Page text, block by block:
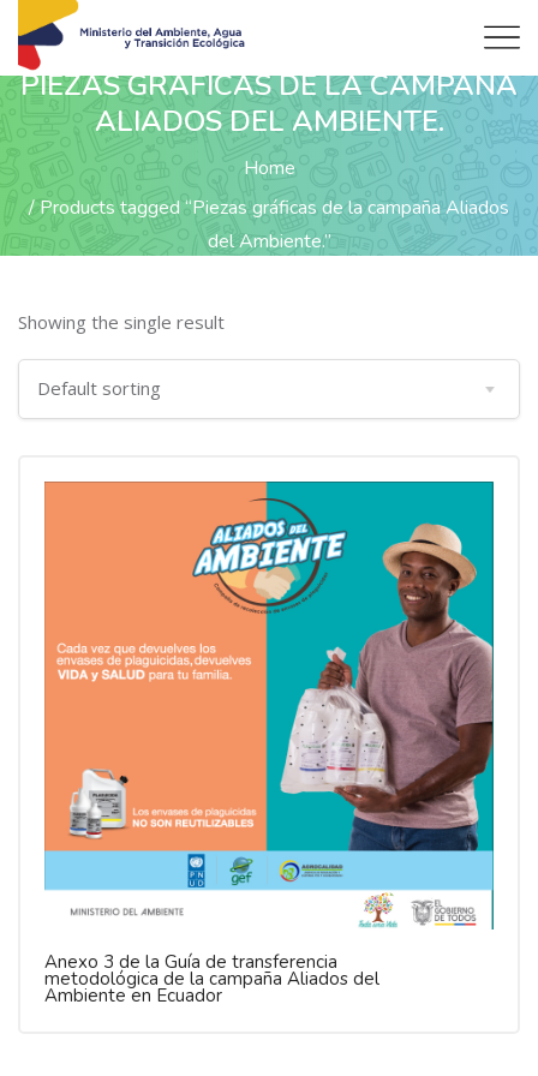
PIEZAS GRÁFICAS DE LA CAMPAÑA
ALIADOS DEL AMBIENTE.
Home
Products tagged “Piezas gráficas de la campaña Aliados
del Ambiente.”
Showing the single result
Anexo 3 de la Guía de transferencia
metodológica de la campaña Aliados del
Ambiente en Ecuador